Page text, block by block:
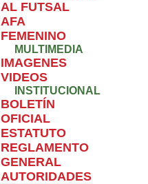
AL FUTSAL
AFA
FEMENINO
MULTIMEDIA
IMAGENES
VIDEOS
INSTITUCIONAL
BOLETÍN
OFICIAL
ESTATUTO
REGLAMENTO
GENERAL
AUTORIDADES